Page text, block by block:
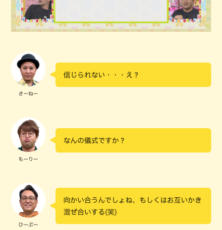
さーねー
信じられない・・・え？
もーりー
なんの儀式ですか？
ひーぷー
向かい合うんでしょね、もしくはお互いかき
混ぜ合いする(笑)